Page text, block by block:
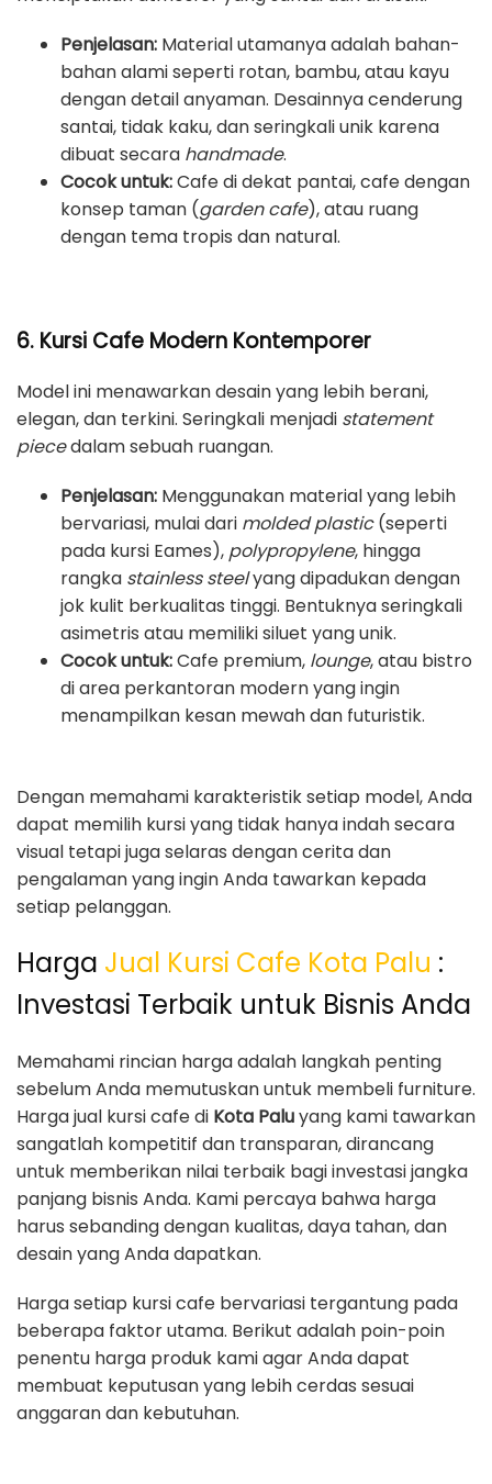
Penjelasan: Material utamanya adalah bahan-
bahan alami seperti rotan, bambu, atau kayu
dengan detail anyaman. Desainnya cenderung
santai, tidak kaku, dan seringkali unik karena
dibuat secara handmade.
Cocok untuk:Cafe di dekat pantai, cafe dengan
konsep taman (garden cafe), atau ruang
dengan tema tropis dan natural.
6. Kursi Cafe Modern Kontemporer
Model ini menawarkan desain yang lebih berani,
elegan, dan terkini. Seringkali menjadi statement
piecedalam sebuah ruangan.
Penjelasan: Menggunakan material yang lebih
bervariasi, mulai dari molded plastic(seperti
pada kursi Eames), polypropylene, hingga
rangka stainless steelyang dipadukan dengan
jok kulit berkualitas tinggi. Bentuknya seringkali
asimetris atau memiliki siluet yang unik.
Cocok untuk:Cafe premium, lounge, atau bistro
di area perkantoran modern yang ingin
menampilkan kesan mewah dan futuristik.
Dengan memahami karakteristik setiap model, Anda
dapat memilih kursi yang tidak hanya indah secara
visual tetapi juga selaras dengan cerita dan
pengalaman yang ingin Anda tawarkan kepada
setiap pelanggan.
Harga Jual Kursi Cafe Kota Palu :
Investasi Terbaik untuk Bisnis Anda
Memahami rincian harga adalah langkah penting
sebelum Anda memutuskan untuk membeli furniture.
Harga jual kursi cafe di Kota Paluyang kami tawarkan
sangatlah kompetitif dan transparan, dirancang
untuk memberikan nilai terbaik bagi investasi jangka
panjang bisnis Anda. Kami percaya bahwa harga
harus sebanding dengan kualitas, daya tahan, dan
desain yang Anda dapatkan.
Harga setiap kursi cafe bervariasi tergantung pada
beberapa faktor utama. Berikut adalah poin-poin
penentu harga produk kami agar Anda dapat
membuat keputusan yang lebih cerdas sesuai
anggaran dan kebutuhan.